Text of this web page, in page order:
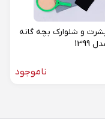
و شلوارک بچه گانه
ناموجود